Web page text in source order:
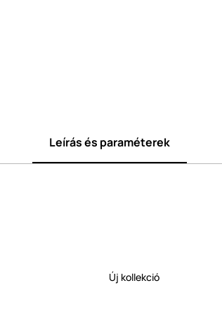
Leírás és paraméterek
Új kollekció